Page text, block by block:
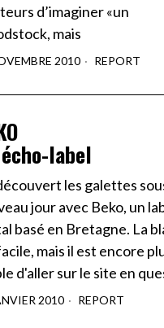
d’imaginer «un
mais
2010 REPORT
label
les galettes
jour avec Beko, un
basé en Bretagne. La
mais il est encore
d'aller sur le site en
2010 REPORT